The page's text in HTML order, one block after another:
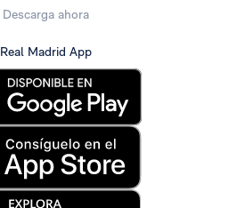
Descarga ahora
Real Madrid App